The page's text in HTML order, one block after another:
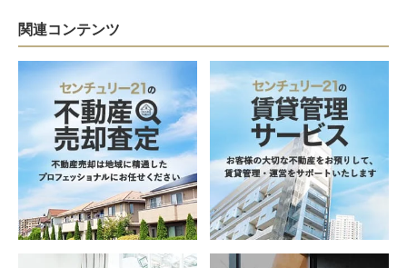
関連コンテンツ